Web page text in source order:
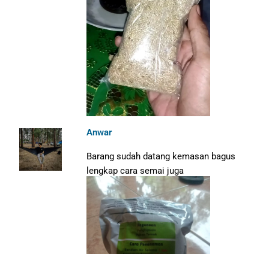
Anwar
Barang sudah datang kemasan bagus
lengkap cara semai juga